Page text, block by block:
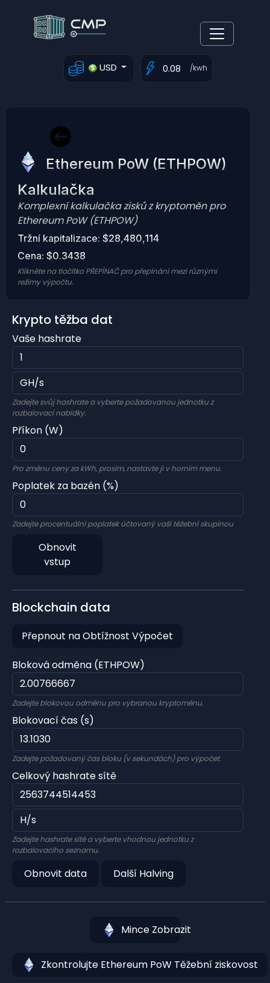
USD /kwh
Ethereum PoW (ETHPOW)
Kalkulačka
Komplexní kalkulačka zisků z kryptoměn pro
Ethereum PoW (ETHPOW)
Tržní kapitalizace: $28,480,114
Cena: $0.3438
Klikněte na tlačítko PŘEPÍNAČ pro přepínání mezi různými
režimy výpočtu.
Krypto těžba dat
Vaše hashrate
Zadejte svůj hashrate a vyberte požadovanou jednotku z
rozbalovací nabídky.
Příkon (W)
Pro změnu ceny za kWh, prosím, nastavte ji v horním menu.
Poplatek za bazén (%)
Zadejte procentuální poplatek účtovaný vaší těžební skupinou
Obnovit
vstup
Blockchain data
Přepnout na Obtížnost Výpočet
Bloková odměna (ETHPOW)
Zadejte blokovou odměnu pro vybranou kryptoměnu.
Blokovací čas (s)
Zadejte požadovaný čas bloku (v sekundách) pro výpočet.
Celkový hashrate sítě
Zadejte hashrate sítě a vyberte vhodnou jednotku z
rozbalovacího seznamu.
Obnovit data Další Halving
Mince Zobrazit
Zkontrolujte Ethereum PoW Těžební ziskovost